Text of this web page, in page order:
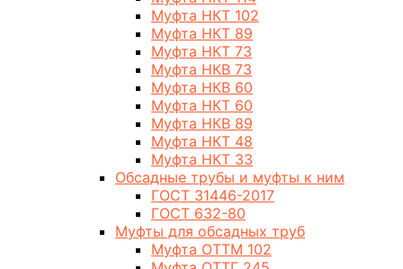
Муфта НКТ 102
Муфта НКТ 89
Муфта НКТ 73
Муфта НКВ 73
Муфта НКВ 60
Муфта НКТ 60
Муфта НКВ 89
Муфта НКТ 48
Муфта НКТ 33
Обсадные трубы и муфты к ним
ГОСТ 31446-2017
ГОСТ 632-80
Муфты для обсадных труб
Муфта ОТТМ 102